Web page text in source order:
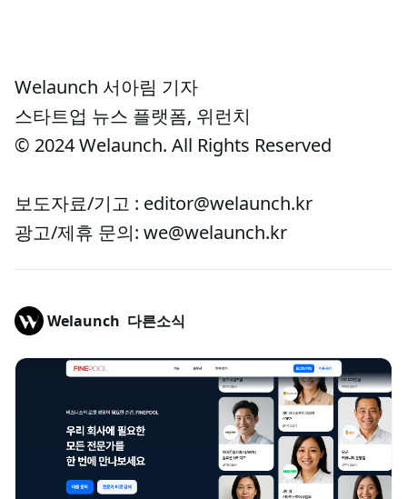
Welaunch 서아림 기자
스타트업 뉴스 플랫폼, 위런치
© 2024 Welaunch. All Rights Reserved
보도자료/기고 : editor@welaunch.kr
광고/제휴 문의: we@welaunch.kr
Welaunch 다른소식